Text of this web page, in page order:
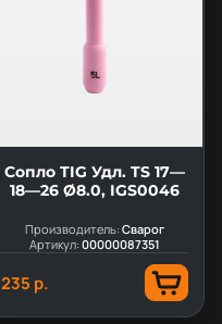
Сопло TIG Удл. TS 17—
18—26 Ø8.0, IGS0046
Производитель:Сварог
Артикул:00000087351
235 р.